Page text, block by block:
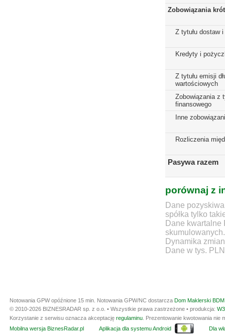
Zobowiązania
Z tytułu dostaw i
Kredyty i
Z tytułu emisji
wartościowych
Zobowiązania z
finansowego
Inne
Rozliczenia
Pasywa razem
porównaj z
Dane
spółka tylko
Dane
skumulowanych.
Dynamika
Dane w tys. PLN
Notowania GPW opóźnione 15 min. Notowania GPW/NC dostarcza Dom Maklerski
© 2010-2026 BIZNESRADAR sp. z o.o. • Wszystkie prawa zastrzeżone • produkcja:
Korzystanie z serwisu oznacza akceptację regulaminu . Prezentowanie kwotowania
Mobilna wersja BiznesRadar.pl
Aplikacja dla systemu Android Dla